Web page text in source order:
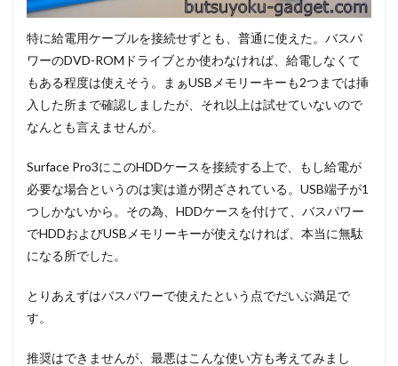
特に給電用ケーブルを接続せずとも、普通に使えた。バスパ
ワーのDVD-ROMドライブとか使わなければ、給電しなくて
もある程度は使えそう。まぁUSBメモリーキーも2つまでは挿
入した所まで確認しましたが、それ以上は試せていないので
なんとも言えませんが。
Surface Pro3にこのHDDケースを接続する上で、もし給電が
必要な場合というのは実は道が閉ざされている。USB端子が1
つしかないから。その為、HDDケースを付けて、バスパワー
でHDDおよびUSBメモリーキーが使えなければ、本当に無駄
になる所でした。
とりあえずはバスパワーで使えたという点でだいぶ満足で
す。
推奨はできませんが、最悪はこんな使い方も考えてみまし